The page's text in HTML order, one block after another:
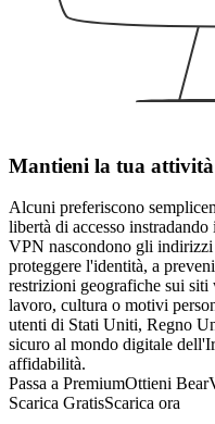
Mantieni la tua
Alcuni preferiscono
libertà di accesso
VPN nascondono gli
proteggere l'identità, a
restrizioni geografiche sui
lavoro, cultura o motivi
utenti di Stati Uniti, Regno
sicuro al mondo digitale
affidabilità.
Passa a PremiumOttieni
Scarica GratisScarica ora